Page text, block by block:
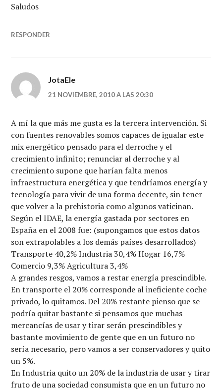
Saludos
RESPONDER
JotaEle
21 NOVIEMBRE, 2010 A LAS 20:30
A mí la que más me gusta es la tercera intervención. Si
con fuentes renovables somos capaces de igualar este
mix energético pensado para el derroche y el
crecimiento infinito; renunciar al derroche y al
crecimiento supone que harían falta menos
infraestructura energética y que tendríamos energía y
tecnología para vivir de una forma decente, sin tener
que volver a la prehistoria como algunos vaticinan.
Según el IDAE, la energía gastada por sectores en
España en el 2008 fue: (supongamos que estos datos
son extrapolables a los demás países desarrollados)
Transporte 40,2% Industria 30,4% Hogar 16,7%
Comercio 9,3% Agricultura 3,4%
A grandes resgos, vamos a restar energía prescindible.
En transporte el 20% corresponde al ineficiente coche
privado, lo quitamos. Del 20% restante pienso que se
podría quitar bastante si pensamos que muchas
mercancías de usar y tirar serán prescindibles y
bastante movimiento de gente que en un futuro no
sería necesario, pero vamos a ser conservadores y quito
un 5%.
En Industria quito un 20% de la industria de usar y tirar
fruto de una sociedad consumista que en un futuro no